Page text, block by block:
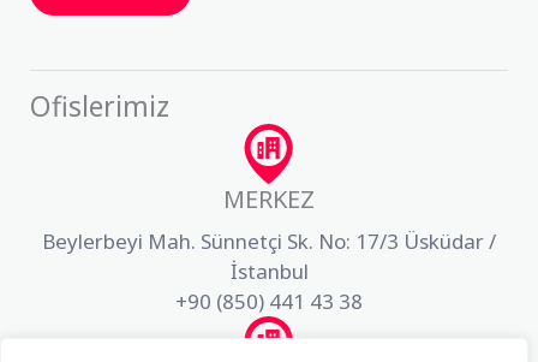
Ofislerimiz
MERKEZ
Beylerbeyi Mah. Sünnetçi Sk. No: 17/3 Üsküdar /
İstanbul
+90 (850) 441 43 38